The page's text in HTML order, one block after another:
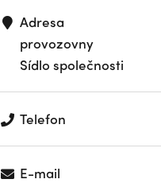
Adresa
provozovny
Sídlo společnosti
Telefon
E-mail